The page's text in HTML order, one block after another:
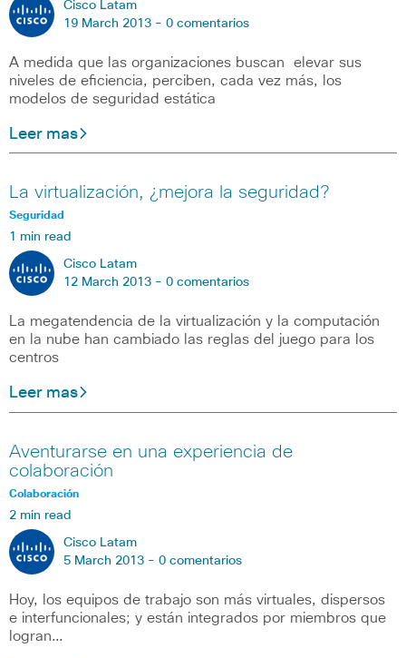
Cisco Latam
19 March 2013 - 0 comentarios
A medida que las organizaciones buscan elevar sus
niveles de eficiencia, perciben, cada vez más, los
modelos de seguridad estática
Leer mas
La virtualización, ¿mejora la seguridad?
Seguridad
1 min read
Cisco Latam
12 March 2013 - 0 comentarios
La megatendencia de la virtualización y la computación
en la nube han cambiado las reglas del juego para los
centros
Leer mas
Aventurarse en una experiencia de
colaboración
Colaboración
2 min read
Cisco Latam
5 March 2013 - 0 comentarios
Hoy, los equipos de trabajo son más virtuales, dispersos
e interfuncionales; y están integrados por miembros que
logran…